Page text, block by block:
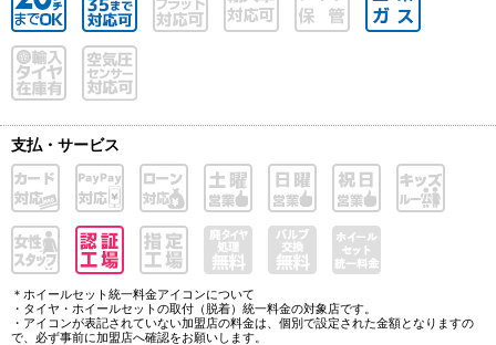
支払・サービス
＊ホイールセット統一料金アイコンについて
・タイヤ・ホイールセットの取付（脱着）統一料金の対象店です。
・アイコンが表記されていない加盟店の料金は、個別で設定された金額となりますの
で、必ず事前に加盟店へ確認をお願いします。